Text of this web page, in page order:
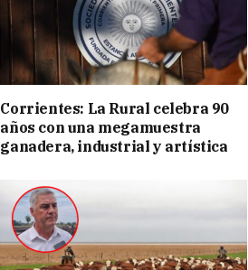
Corrientes: La Rural celebra 90
años con una megamuestra
ganadera, industrial y artística